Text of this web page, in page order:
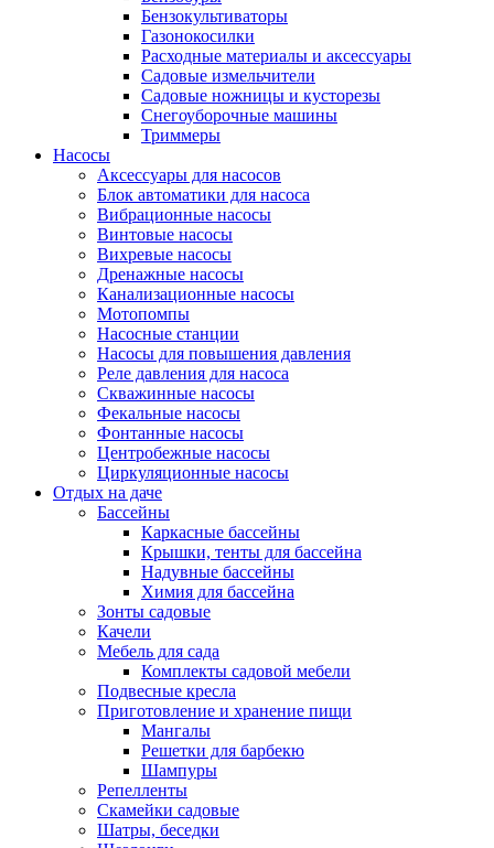
Бензокультиваторы
Газонокосилки
Расходные материалы и аксессуары
Садовые измельчители
Садовые ножницы и кусторезы
Снегоуборочные машины
Триммеры
Насосы
Аксессуары для насосов
Блок автоматики для насоса
Вибрационные насосы
Винтовые насосы
Вихревые насосы
Дренажные насосы
Канализационные насосы
Мотопомпы
Насосные станции
Насосы для повышения давления
Реле давления для насоса
Скважинные насосы
Фекальные насосы
Фонтанные насосы
Центробежные насосы
Циркуляционные насосы
Отдых на даче
Бассейны
Каркасные бассейны
Крышки, тенты для бассейна
Надувные бассейны
Химия для бассейна
Зонты садовые
Качели
Мебель для сада
Комплекты садовой мебели
Подвесные кресла
Приготовление и хранение пищи
Мангалы
Решетки для барбекю
Шампуры
Репелленты
Скамейки садовые
Шатры, беседки